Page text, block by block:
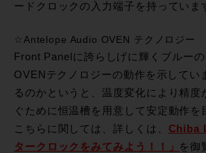
ードクロックの入力端子を持っていま
☆Antelope Audio OVEN テクノロジー
Front Panelに誇らしげに輝くブルー
OVENテクノロジーの動作を示してい
るのかというと、温度変化により精度
ぐために恒温槽を用意して安定動作を
こちらに関しては、詳しくは、 Chiba
タークロックをみてみよう！！」 を御